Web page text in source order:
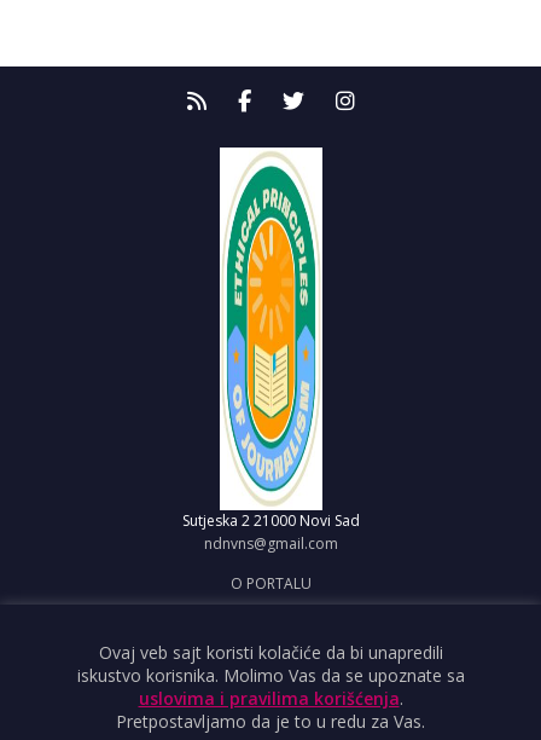
Sutjeska 2 21000 Novi Sad
ndnvns@gmail.com
O PORTALU
OBJAVI VEST
USLOVI KORIŠĆENJA
Ovaj veb sajt koristi kolačiće da bi unapredili
iskustvo korisnika. Molimo Vas da se upoznate sa
uslovima i pravilima korišćenja.
Pretpostavljamo da je to u redu za Vas.